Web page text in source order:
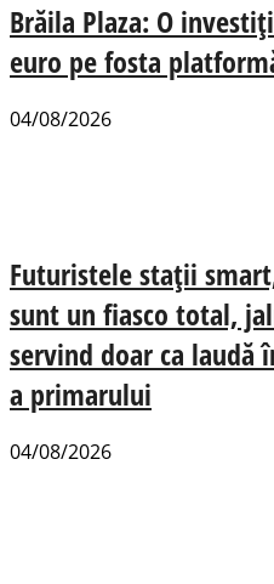
Brăila Plaza: O
euro pe fosta
04/08/2026
Futuristele stații
sunt un fiasco total,
servind doar ca laudă
a primarului
04/08/2026